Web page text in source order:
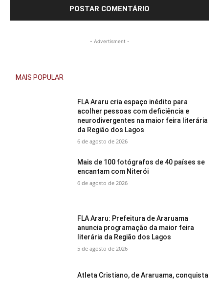
- Advertisment -
MAIS POPULAR
FLA Araru cria espaço inédito para
acolher pessoas com deficiência e
neurodivergentes na maior feira literária
da Região dos Lagos
6 de agosto de 2026
Mais de 100 fotógrafos de 40 países se
encantam com Niterói
6 de agosto de 2026
FLA Araru: Prefeitura de Araruama
anuncia programação da maior feira
literária da Região dos Lagos
5 de agosto de 2026
Atleta Cristiano, de Araruama, conquista